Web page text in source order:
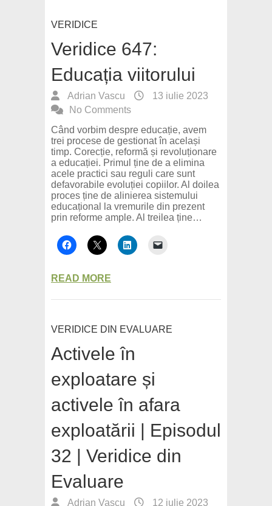
VERIDICE
Veridice 647:
Educația viitorului
Adrian Vascu
13 iulie 2023
No Comments
Când vorbim despre educație, avem
trei procese de gestionat în același
timp. Corecție, reformă și revoluționare
a educației. Primul ține de a elimina
acele practici sau reguli care sunt
defavorabile evoluției copiilor. Al doilea
proces ține de alinierea sistemului
educațional la vremurile din prezent
prin reforme ample. Al treilea ține…
READ MORE
VERIDICE DIN EVALUARE
Activele în
exploatare și
activele în afara
exploatării | Episodul
32 | Veridice din
Evaluare
Adrian Vascu 12 iulie 2023